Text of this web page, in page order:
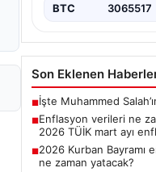
BTC 3065517
Son Eklenen
■İşte Muhammed
■Enflasyon verileri ne
2026 TÜİK mart ayı
■2026 Kurban Bayramı
ne zaman yatacak?